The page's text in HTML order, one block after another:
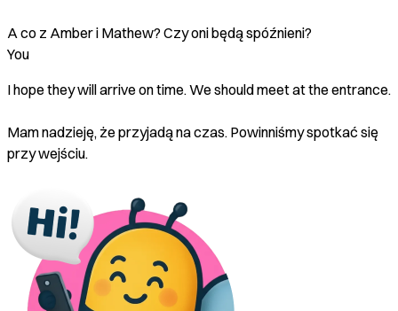
A co z Amber i Mathew? Czy oni będą spóźnieni?
You
I hope they will arrive on time. We should meet at the entrance.
Mam nadzieję, że przyjadą na czas. Powinniśmy spotkać się
przy wejściu.